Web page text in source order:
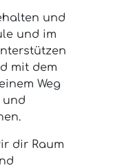
und
und im
mit dem
Weg
und
dir Raum